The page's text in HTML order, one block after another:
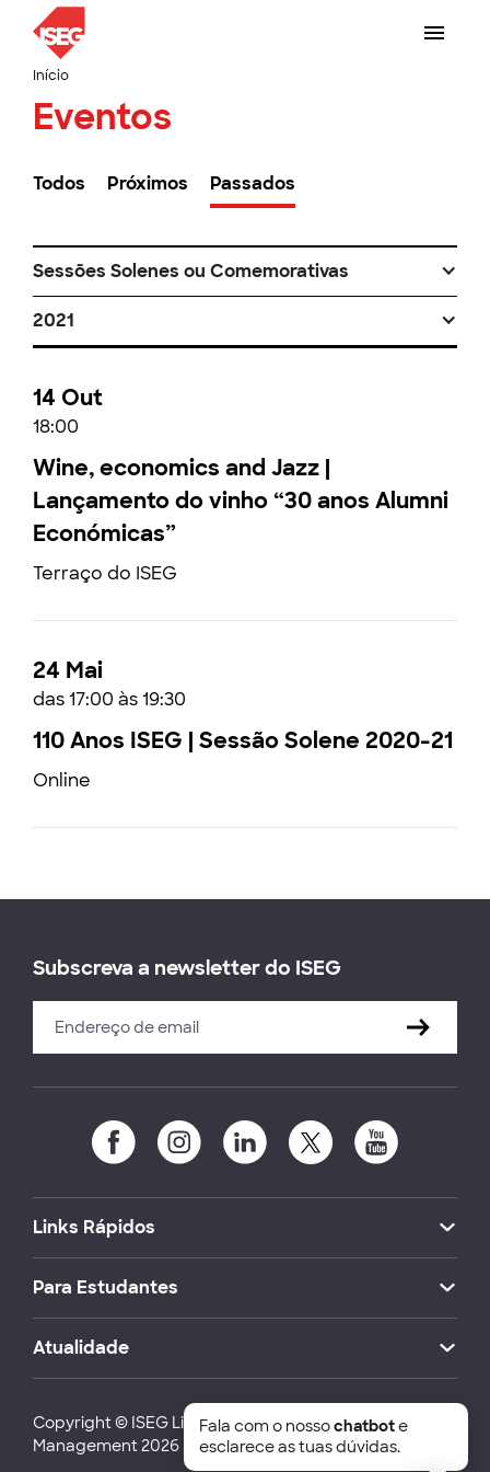
Início
Eventos
Todos Próximos Passados
Sessões Solenes ou Comemorativas
2021
14 Out
18:00
Wine, economics and Jazz |
Lançamento do vinho “30 anos Alumni
Económicas”
Terraço do ISEG
24 Mai
das 17:00 às 19:30
110 Anos ISEG | Sessão Solene 2020-21
Online
Subscreva a newsletter do ISEG
Links Rápidos
Para Estudantes
Atualidade
Copyright © ISEG Lisbon School of Economics and
Management 2026
Fala com o nossochatbote
esclarece as tuas dúvidas.